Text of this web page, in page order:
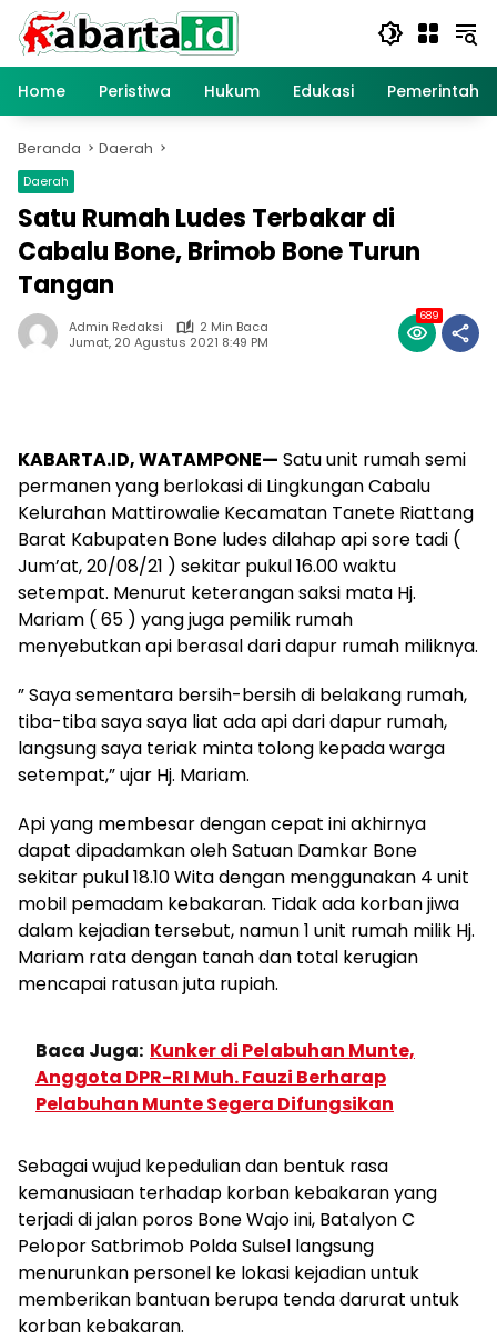
Langsung
konten
Home
Peristiwa Hukum Edukasi
Beranda Daerah
Daerah
Satu Rumah Ludes Terbakar di
Cabalu Bone, Brimob Bone Turun
Tangan
Admin Redaksi
2 Min Baca
Jumat, 20 Agustus 2021 8:49 PM
689
KABARTA.ID, WATAMPONE— Satu unit rumah semi
permanen yang berlokasi di Lingkungan Cabalu
Kelurahan Mattirowalie Kecamatan Tanete Riattang
Barat Kabupaten Bone ludes dilahap api sore tadi (
Jum’at, 20/08/21 ) sekitar pukul 16.00 waktu
setempat. Menurut keterangan saksi mata Hj.
Mariam ( 65 ) yang juga pemilik rumah
menyebutkan api berasal dari dapur rumah miliknya.
” Saya sementara bersih-bersih di belakang rumah,
tiba-tiba saya saya liat ada api dari dapur rumah,
langsung saya teriak minta tolong kepada warga
setempat,” ujar Hj. Mariam.
Api yang membesar dengan cepat ini akhirnya
dapat dipadamkan oleh Satuan Damkar Bone
sekitar pukul 18.10 Wita dengan menggunakan 4 unit
mobil pemadam kebakaran. Tidak ada korban jiwa
dalam kejadian tersebut, namun 1 unit rumah milik Hj.
Mariam rata dengan tanah dan total kerugian
mencapai ratusan juta rupiah.
Baca Juga: Kunker di Pelabuhan Munte,
Anggota DPR-RI Muh. Fauzi Berharap
Pelabuhan Munte Segera Difungsikan
Sebagai wujud kepedulian dan bentuk rasa
kemanusiaan terhadap korban kebakaran yang
terjadi di jalan poros Bone Wajo ini, Batalyon C
Pelopor Satbrimob Polda Sulsel langsung
menurunkan personel ke lokasi kejadian untuk
memberikan bantuan berupa tenda darurat untuk
korban kebakaran.